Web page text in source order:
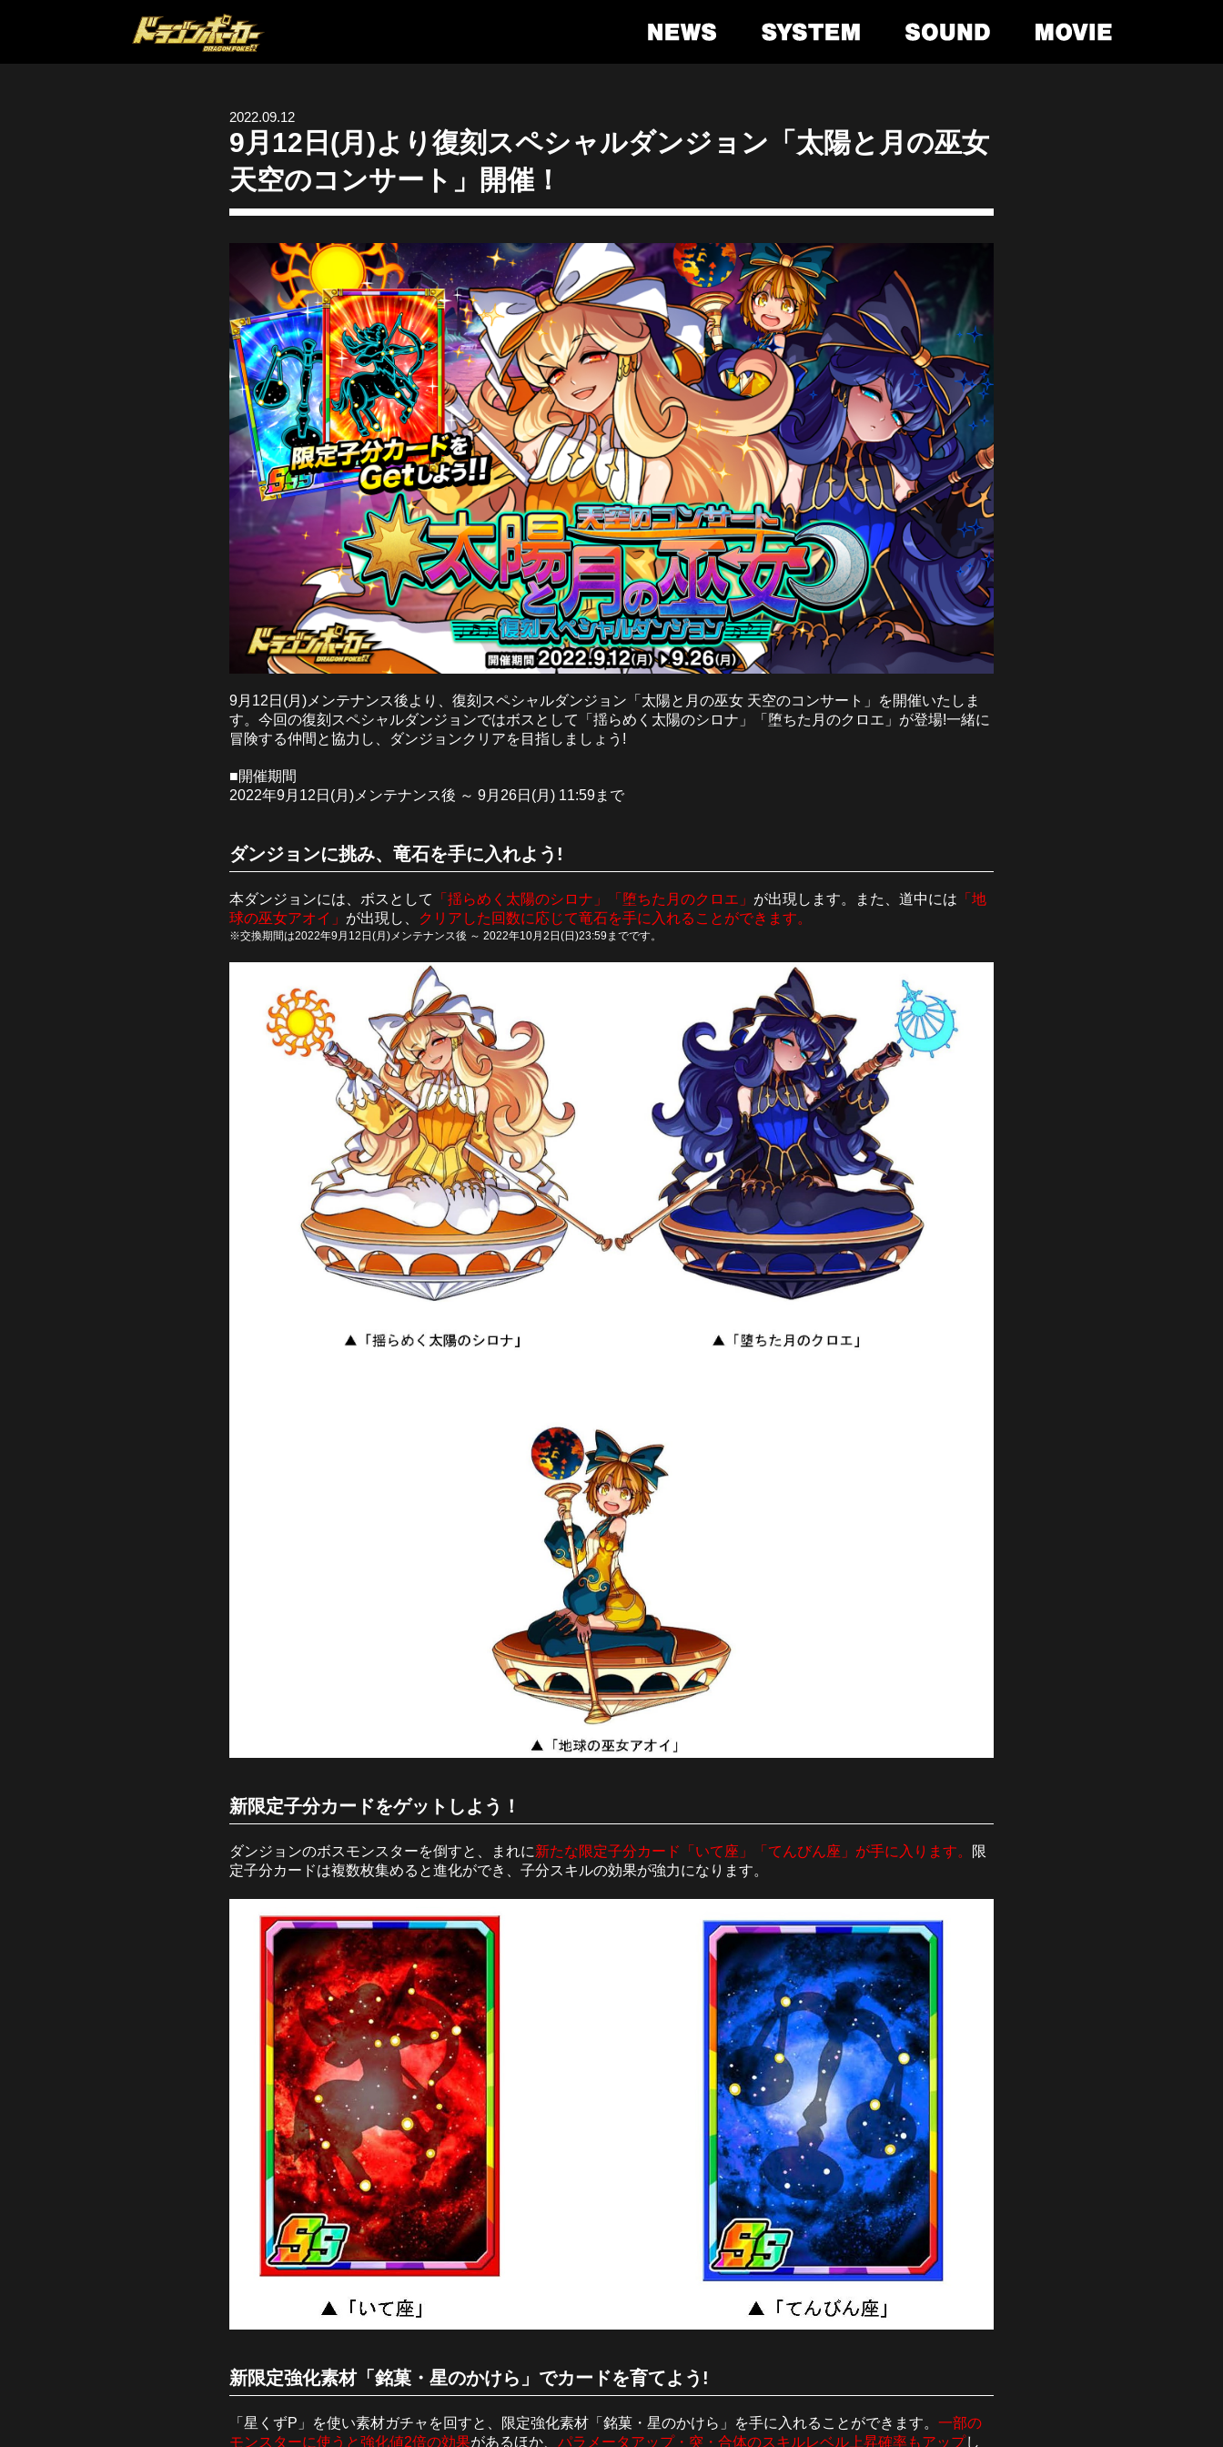
2022.09.12
9月12日(月)より復刻スペシャルダンジョン「太陽と月の巫女
天空のコンサート」開催！
9月12日(月)メンテナンス後より、復刻スペシャルダンジョン「太陽と月の巫女 天空のコンサート」を開催いたしま
す。今回の復刻スペシャルダンジョンではボスとして「揺らめく太陽のシロナ」「堕ちた月のクロエ」が登場!一緒に
冒険する仲間と協力し、ダンジョンクリアを目指しましょう!
■開催期間
2022年9月12日(月)メンテナンス後 ～ 9月26日(月) 11:59まで
ダンジョンに挑み、竜石を手に入れよう!
本ダンジョンには、ボスとして 「揺らめく太陽のシロナ」「堕ちた月のクロエ」 が出現します。また、道中には 「地
球の巫女アオイ」 が出現し、 クリアした回数に応じて竜石を手に入れることができます。
※交換期間は2022年9月12日(月)メンテナンス後 ～ 2022年10月2日(日)23:59までです。
新限定子分カードをゲットしよう！
ダンジョンのボスモンスターを倒すと、まれに新たな限定子分カード「いて座」「てんびん座」が手に入ります。
限
定子分カードは複数枚集めると進化ができ、子分スキルの効果が強力になります。
新限定強化素材「銘菓・星のかけら」でカードを育てよう!
「星くずP」を使い素材ガチャを回すと、限定強化素材「銘菓・星のかけら」を手に入れることができます。 一部の
モンスターに使うと強化値2倍の効果があるほか、 パラメータアップ・突・合体のスキルレベル上昇確率もアップし